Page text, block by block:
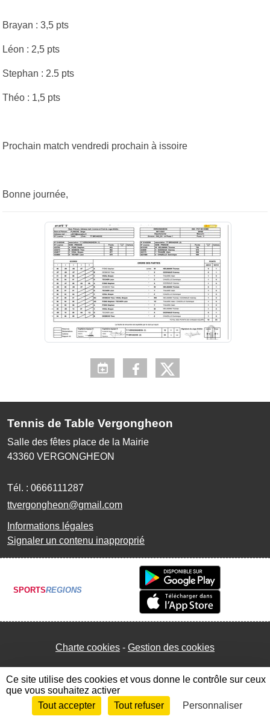
Brayan : 3,5 pts
Léon : 2,5 pts
Stephan : 2.5 pts
Théo : 1,5 pts
Prochain match vendredi prochain à issoire
Bonne journée,
Tennis de Table Vergongheon
Salle des fêtes place de la Mairie
43360 VERGONGHEON
Tél. : 0666111287
ttvergongheon@gmail.com
Informations légales
Signaler un contenu inapproprié
SPORTSREGIONS
Charte cookies Gestion des cookies
Envie de participer ? Connexion
Ce site utilise des cookies et vous donne le contrôle sur ceux
que vous souhaitez activer
Tout accepter
Tout refuser Personnaliser